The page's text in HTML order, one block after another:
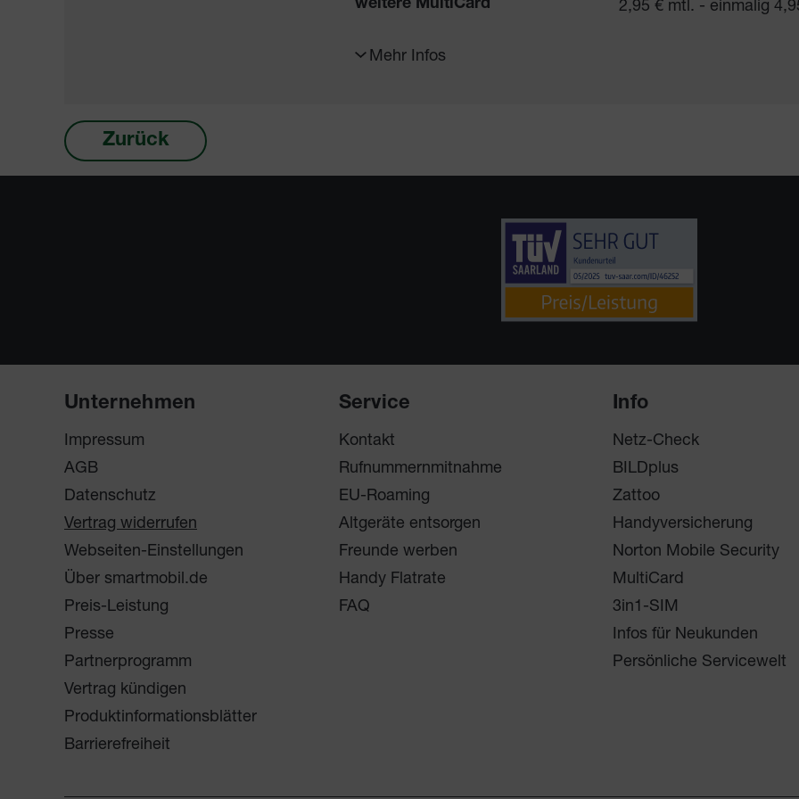
weitere MultiCard 2,95 € mtl. - einmalig
Mehr Infos
Zurück
Unternehmen
Impressum
AGB
Datenschutz
Vertrag widerrufen
Webseiten-Einstellungen
Über smartmobil.de
Preis-Leistung
Presse
Partnerprogramm
Vertrag kündigen
Produktinformationsblätter
Barrierefreiheit
Service
Kontakt
Rufnummernmitnahme
EU-Roaming
Altgeräte entsorgen
Freunde werben
Handy Flatrate
FAQ
Info
Netz-Check
BILDplus
Zattoo
Handyversicherung
Norton Mobile Security
MultiCard
3in1-SIM
Infos für Neukunden
Persönliche Servicewelt